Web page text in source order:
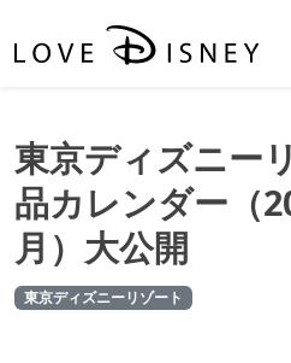
東京ディズニー
品カレンダー（
月）大公開
東京ディズニーリゾート